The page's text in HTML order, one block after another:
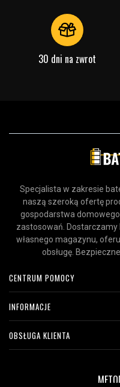
30 dni na zwrot
Specjalista w zakresie
naszą szeroką ofertę
gospodarstwa
zastosowań. Dostarczamy
własnego magazynu,
obsługę.
CENTRUM POMOCY
INFORMACJE
OBSŁUGA KLIENTA